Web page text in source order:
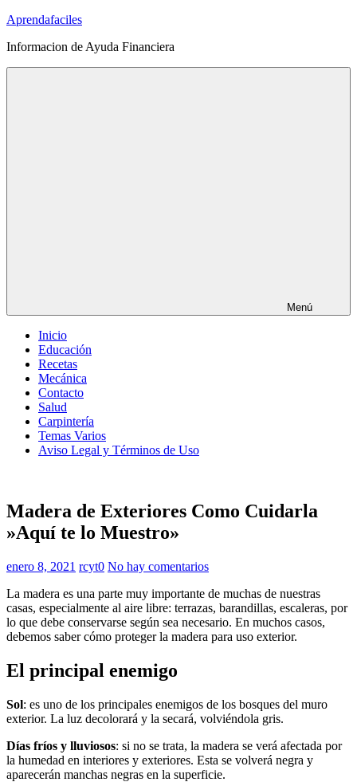
Saltar
contenido
Aprendafaciles
Informacion de Ayuda Financiera
Menú
Inicio
Educación
Recetas
Mecánica
Contacto
Salud
Carpintería
Temas Varios
Aviso Legal y Términos de Uso
Madera de Exteriores Como Cuidarla
»Aquí te lo Muestro»
enero 8, 2021 rcyt0 No hay comentarios
La madera es una parte muy importante de muchas de nuestras
casas, especialmente al aire libre: terrazas, barandillas, escaleras, por
lo que debe conservarse según sea necesario. En muchos casos,
debemos saber cómo proteger la madera para uso exterior.
El principal enemigo
Sol: es uno de los principales enemigos de los bosques del muro
exterior. La luz decolorará y la secará, volviéndola gris.
Días fríos y lluviosos: si no se trata, la madera se verá afectada por
la humedad en interiores y exteriores. Esta se volverá negra y
aparecerán manchas negras en la superficie.